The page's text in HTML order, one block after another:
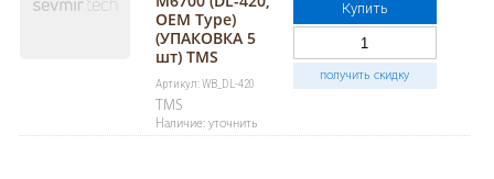
OEM Type)
(УПАКОВКА 5
шт) TMS
Артикул: WB_DL-420
TMS
Наличие: уточнить
Купить
получить скидку